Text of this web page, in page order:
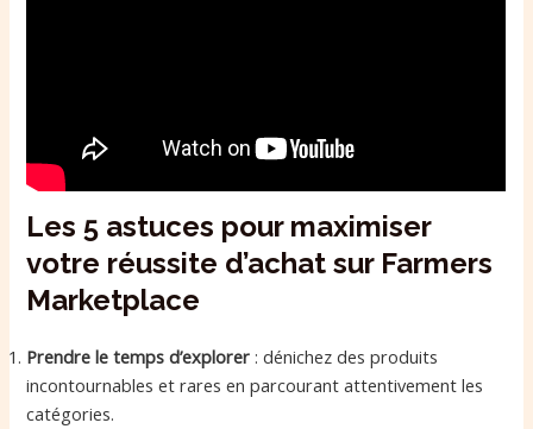
Les 5 astuces pour maximiser
votre réussite d’achat sur Farmers
Marketplace
Prendre le temps d’explorer : dénichez des produits
incontournables et rares en parcourant attentivement les
catégories.